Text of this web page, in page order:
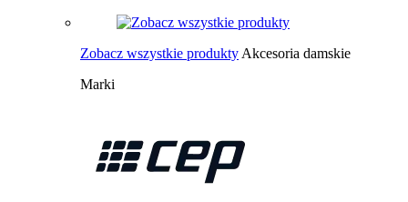
Zobacz wszystkie produkty Akcesoria damskie
Marki